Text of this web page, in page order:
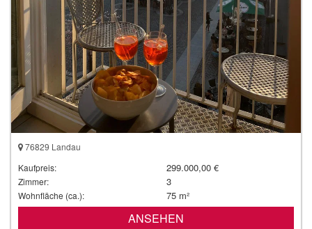
76829 Landau
Kaufpreis:
299.000,00 €
Zimmer: 3
Wohnfläche (ca.): 75 m²
ANSEHEN